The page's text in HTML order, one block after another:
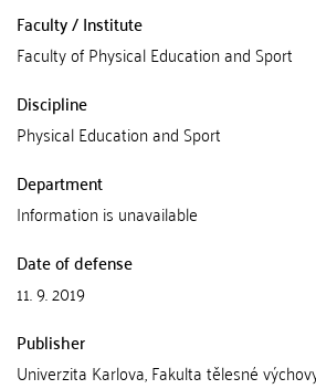
Faculty / Institute
Faculty of Physical Education and Sport
Discipline
Physical Education and Sport
Department
Information is unavailable
Date of defense
11. 9. 2019
Publisher
Univerzita Karlova, Fakulta tělesné